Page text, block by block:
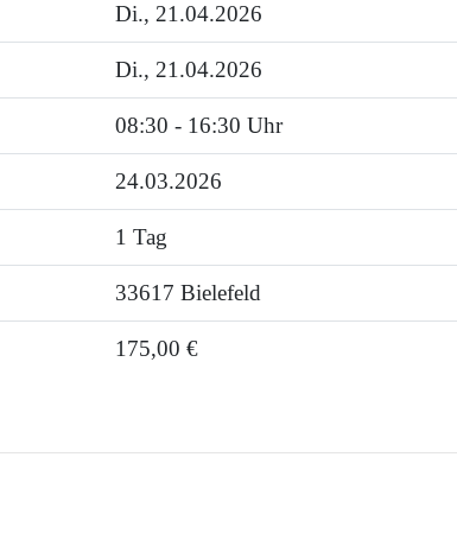
Di., 21.04.2026
Di., 21.04.2026
08:30 - 16:30 Uhr
24.03.2026
1 Tag
33617 Bielefeld
175,00 €